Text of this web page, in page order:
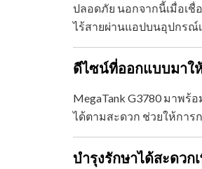
ปลอดภัย นอกจากนี้เมื่อเ
ไร้สายผ่านแอปบนอุปกรณ์เ
ดีไซน์ที่ออกแบบมาใ
MegaTank G3780 มาพร้
ได้ตามสะดวก ช่วยให้การ
บำรุงรักษาได้สะดวก